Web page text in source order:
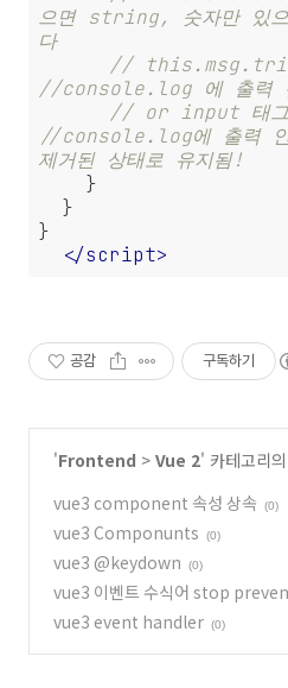
으면 string, 숫자만 있으
다
// this.msg.trim
//console.log 에 출력
// or input 태그
//console.log에 출력 안
제거된 상태로 유지됨!
}
</script>
공감 구독하기
'Frontend > Vue 2' 카테고리
vue3 component 속성 상속
(0)
vue3 Componunts (0)
vue3 @keydown (0)
vue3 이벤트 수식어 stop
lf once passive (0)
vue3 event handler (0)